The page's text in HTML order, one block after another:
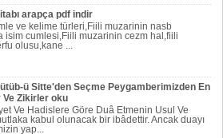
arapça pdf indir
ve kelime türleri,Fiili muzarinin nasb
isim cumlesi,Fiili muzarinin cezm hal,fiili
olusu,kane ...
ü Sitte'den Seçme Peygamberimizden En
Ve Zikirler oku
Ve Hadislere Göre Duâ Etmenin Usul Ve
kabul olunacak bir ibâdettir. Ancak duayı
yap...